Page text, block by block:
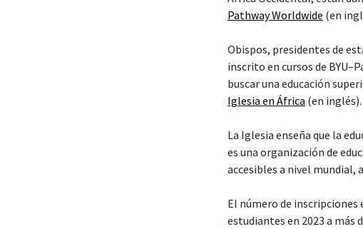
Pathway Worldwide (en
Obispos, presidentes de
inscrito en cursos de
buscar una educación
Iglesia en África (en inglés).
La Iglesia enseña que la
es una organización de
accesibles a nivel mundial,
El número de inscripciones
estudiantes en 2023 a más